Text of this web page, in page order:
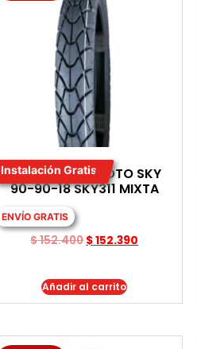
Instalación Gratis
LLANTA PARA MOTO SKY
90-90-18 SKY311 MIXTA
ENVÍO GRATIS
$152.400$152.390
Añadir al carrito